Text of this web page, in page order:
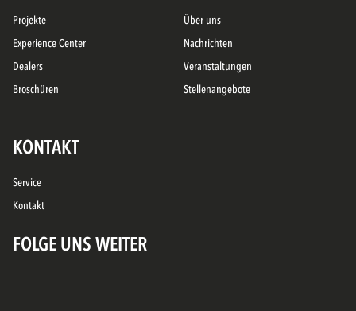
Projekte
Experience Center
Dealers
Broschüren
Über uns
Nachrichten
Veranstaltungen
Stellenangebote
KONTAKT
Service
Kontakt
FOLGE UNS WEITER